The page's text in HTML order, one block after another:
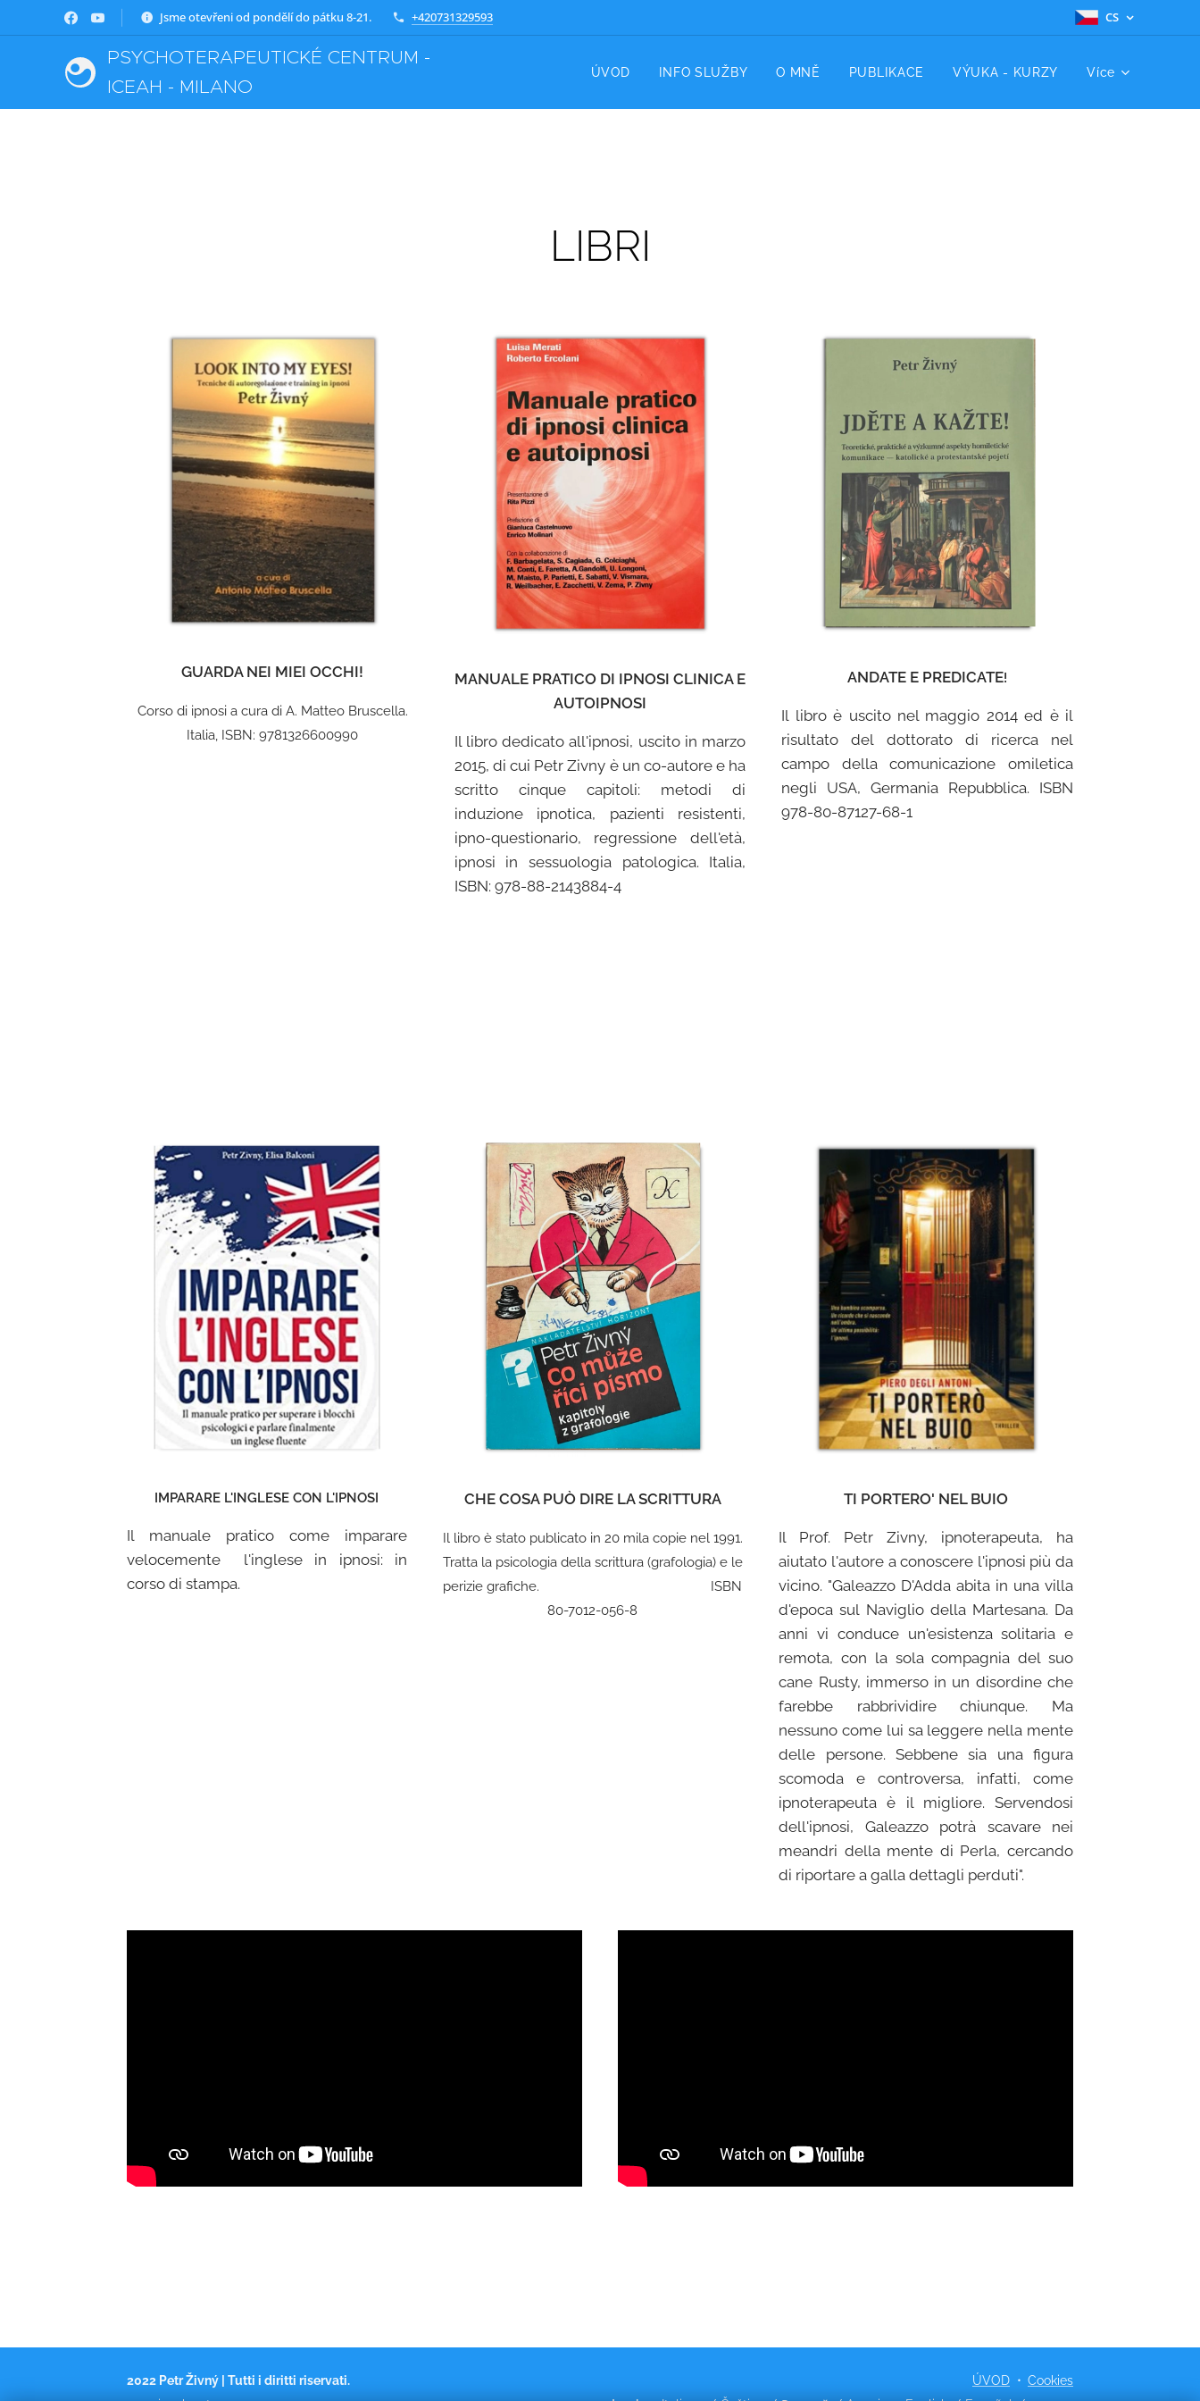
Jsme otevřeni od pondělí do pátku 8-21. +420731329593 CS
PSYCHOTERAPEUTICKÉ CENTRUM -
ICEAH - MILANO
ÚVOD INFO SLUŽBY O MNĚ PUBLIKACE VÝUKA - KURZY Více
LIBRI
GUARDA NEI MIEI OCCHI!
Corso di ipnosi a cura di A. Matteo Bruscella.
Italia, ISBN: 9781326600990
MANUALE PRATICO DI IPNOSI CLINICA E
AUTOIPNOSI
Il libro dedicato all'ipnosi, uscito in marzo
2015, di cui Petr Zivny è un co-autore e ha
scritto cinque capitoli: metodi di
induzione ipnotica, pazienti resistenti,
ipno-questionario, regressione dell'età,
ipnosi in sessuologia patologica. Italia,
ISBN: 978-88-2143884-4
ANDATE E PREDICATE!
Il libro è uscito nel maggio 2014 ed è il
risultato del dottorato di ricerca nel
campo della comunicazione omiletica
negli USA, Germania Repubblica. ISBN
978-80-87127-68-1
IMPARARE L'INGLESE CON L'IPNOSI
Il manuale pratico come imparare
velocemente l'inglese in ipnosi: in
corso di stampa.
CHE COSA PUÒ DIRE LA SCRITTURA
Il libro è stato publicato in 20 mila copie nel 1991.
Tratta la psicologia della scrittura (grafologia) e le
perizie grafiche. ISBN
80-7012-056-8
TI PORTERO' NEL BUIO
Il Prof. Petr Zivny, ipnoterapeuta, ha
aiutato l'autore a conoscere l'ipnosi più da
vicino. "Galeazzo D'Adda abita in una villa
d'epoca sul Naviglio della Martesana. Da
anni vi conduce un'esistenza solitaria e
remota, con la sola compagnia del suo
cane Rusty, immerso in un disordine che
farebbe rabbrividire chiunque. Ma
nessuno come lui sa leggere nella mente
delle persone. Sebbene sia una figura
scomoda e controversa, infatti, come
ipnoterapeuta è il migliore. Servendosi
dell'ipnosi, Galeazzo potrà scavare nei
meandri della mente di Perla, cercando
di riportare a galla dettagli perduti".
2022 Petr Živný | Tutti i diritti riservati.
ÚVOD
Cookies